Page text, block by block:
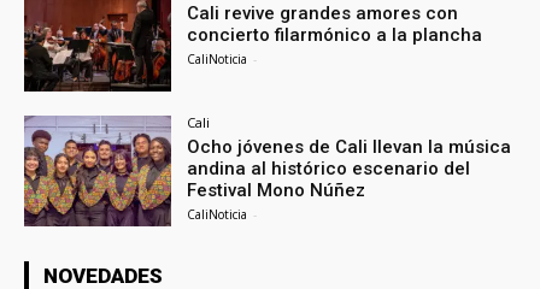
Cali revive grandes amores con
concierto filarmónico a la plancha
CaliNoticia -
Cali
Ocho jóvenes de Cali llevan la música
andina al histórico escenario del
Festival Mono Núñez
CaliNoticia -
NOVEDADES